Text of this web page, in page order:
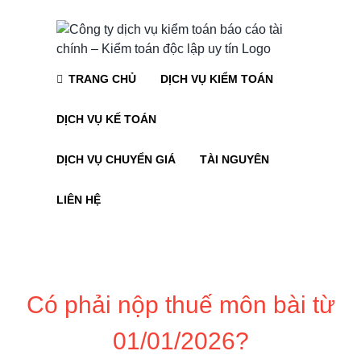
TRANG CHỦ DỊCH VỤ KIỂM TOÁN
DỊCH VỤ KẾ TOÁN
DỊCH VỤ CHUYỂN GIÁ TÀI NGUYÊN
LIÊN HỆ
Có phải nộp thuế môn bài từ
01/01/2026?